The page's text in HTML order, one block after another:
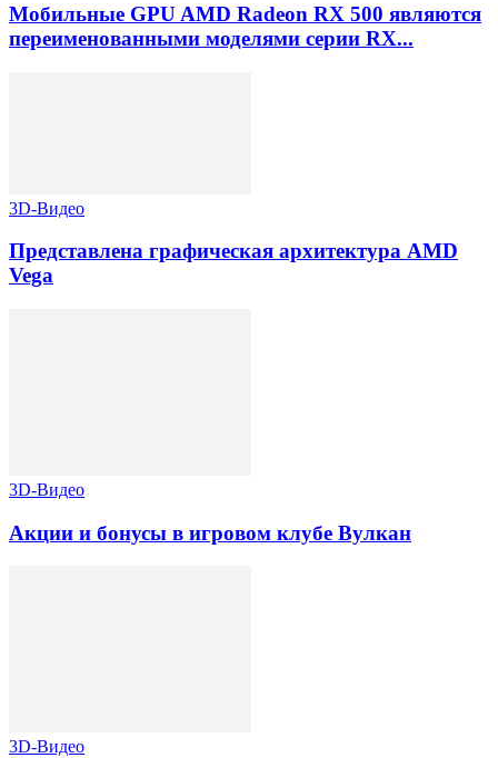
Мобильные GPU AMD Radeon RX 500 являются
переименованными моделями серии RX...
3D-Видео
Представлена графическая архитектура AMD
Vega
3D-Видео
Акции и бонусы в игровом клубе Вулкан
3D-Видео